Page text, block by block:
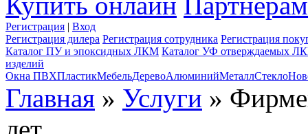
Регистрация | Вход
Регистрация дилера Регистрация сотрудника Регистрация
Каталог ПУ и эпоксидных ЛКМ Каталог УФ отверждаемых
изделий
Окна ПВХПластикМебельДеревоАлюминийМеталлСтекло
Главная » Услуги »